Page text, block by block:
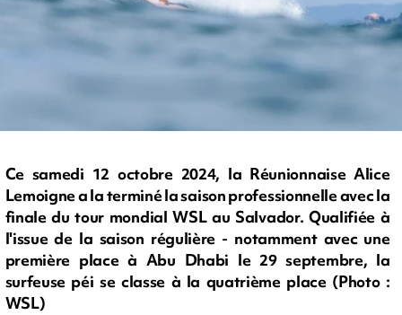
Ce samedi 12 octobre 2024, la Réunionnaise Alice
Lemoigne a la terminé la saison professionnelle avec la
finale du tour mondial WSL au Salvador. Qualifiée à
l'issue de la saison régulière - notamment avec une
première place à Abu Dhabi le 29 septembre, la
surfeuse péi se classe à la quatrième place (Photo :
WSL)